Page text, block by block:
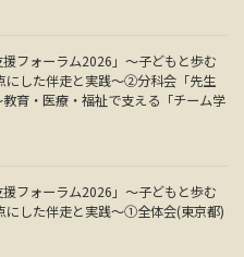
フォーラム2026」～子どもと歩む
にした伴走と実践～②分科会「先生
育・医療・福祉で支える「チーム学
フォーラム2026」～子どもと歩む
にした伴走と実践～①全体会(東京都)